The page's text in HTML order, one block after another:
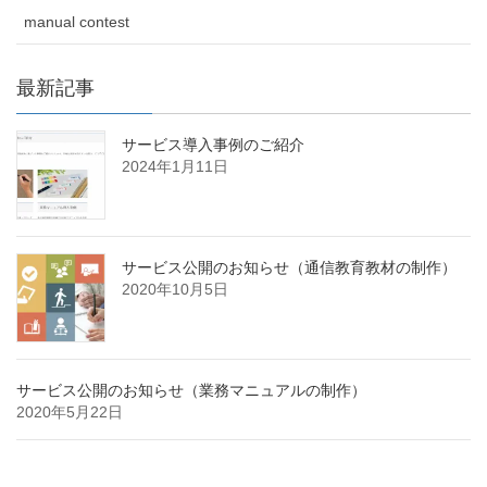
manual contest
最新記事
サービス導入事例のご紹介
2024年1月11日
サービス公開のお知らせ（通信教育教材の制作）
2020年10月5日
サービス公開のお知らせ（業務マニュアルの制作）
2020年5月22日